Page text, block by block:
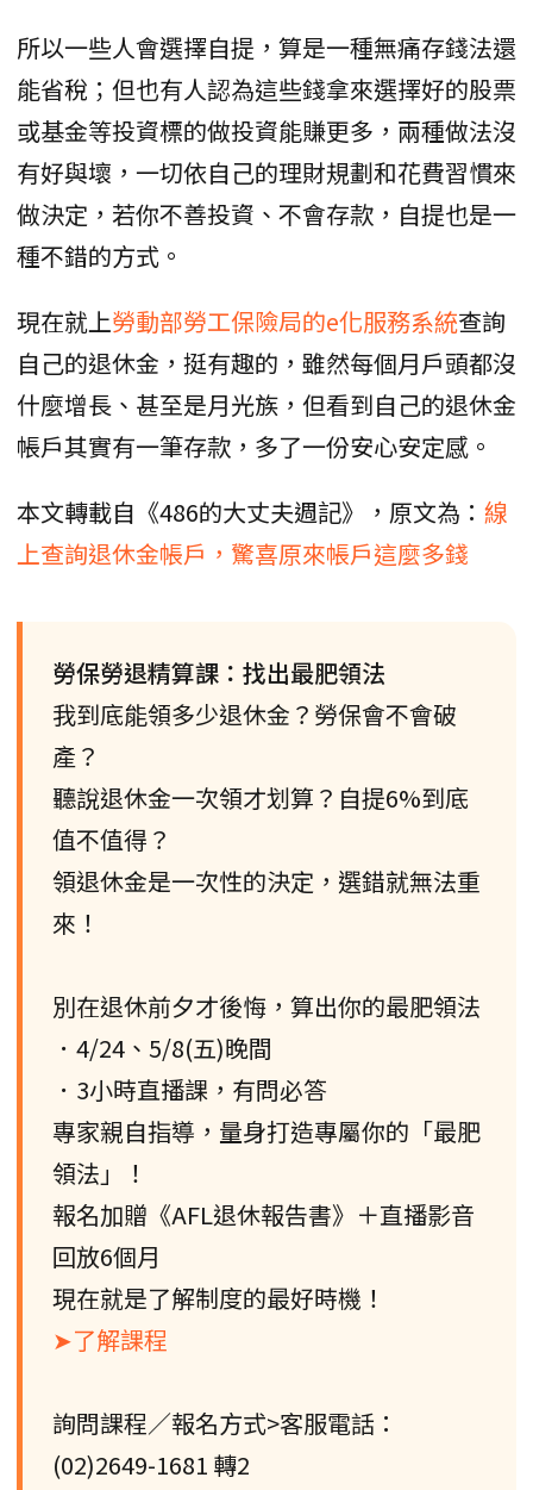
所以一些人會選擇自提，算是一種無痛存錢法還
能省稅；但也有人認為這些錢拿來選擇好的股票
或基金等投資標的做投資能賺更多，兩種做法沒
有好與壞，一切依自己的理財規劃和花費習慣來
做決定，若你不善投資、不會存款，自提也是一
種不錯的方式。
現在就上勞動部勞工保險局的e化服務系統查詢
自己的退休金，挺有趣的，雖然每個月戶頭都沒
什麼增長、甚至是月光族，但看到自己的退休金
帳戶其實有一筆存款，多了一份安心安定感。
本文轉載自《486的大丈夫週記》，原文為： 線
上查詢退休金帳戶，驚喜原來帳戶這麼多錢
勞保勞退精算課：找出最肥領法
我到底能領多少退休金？勞保會不會破
產？
聽說退休金一次領才划算？自提6%到底
值不值得？
領退休金是一次性的決定，選錯就無法重
來！
別在退休前夕才後悔，算出你的最肥領法
．4/24、5/8(五)晚間
．3小時直播課，有問必答
專家親自指導，量身打造專屬你的「最肥
領法」！
報名加贈《AFL退休報告書》＋直播影音
回放6個月
現在就是了解制度的最好時機！
➤了解課程
詢問課程／報名方式>客服電話：
(02)2649-1681 轉2